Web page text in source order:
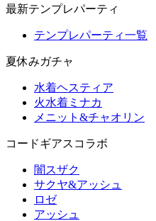
最新テンプレパーティ
テンプレパーティ一覧
夏休みガチャ
水着ヘスティア
火水着ミナカ
メニット&チャオリン
コードギアスコラボ
闇スザク
サクヤ&アッシュ
ロゼ
アッシュ